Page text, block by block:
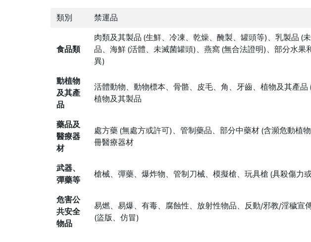
類別 禁運品
食品類
肉類及其製品 (生鮮、冷凍、乾燥、醃製、罐頭等)、乳製品 (
品、海鮮 (活體、未滅菌罐頭)、燕窩 (無合法證明)、部分水果
異)
動植物
及其產
品
活體動物、動物標本、骨骼、皮毛、角、牙齒、植物及其產品
植物及其製品
藥品及
醫療器
材
處方藥 (無處方或許可)、管制藥品、部分中藥材 (含瀕危動植
冊醫療器材
武器、
彈藥等
槍械、彈藥、爆炸物、管制刀械、模擬槍、玩具槍 (具殺傷力
危害公
共安全
物品
易燃、易爆、有毒、腐蝕性、放射性物品、反動/邪教/淫穢宣
(盜版、仿冒)